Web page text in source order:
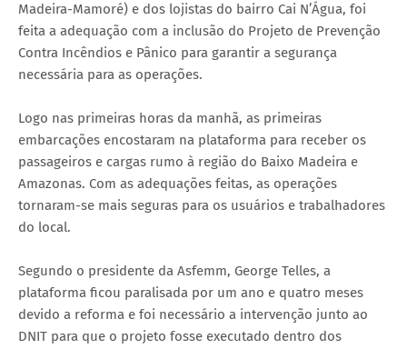
Madeira-Mamoré) e dos lojistas do bairro Cai N’Água, foi
feita a adequação com a inclusão do Projeto de Prevenção
Contra Incêndios e Pânico para garantir a segurança
necessária para as operações.
Logo nas primeiras horas da manhã, as primeiras
embarcações encostaram na plataforma para receber os
passageiros e cargas rumo à região do Baixo Madeira e
Amazonas. Com as adequações feitas, as operações
tornaram-se mais seguras para os usuários e trabalhadores
do local.
Segundo o presidente da Asfemm, George Telles, a
plataforma ficou paralisada por um ano e quatro meses
devido a reforma e foi necessário a intervenção junto ao
DNIT para que o projeto fosse executado dentro dos